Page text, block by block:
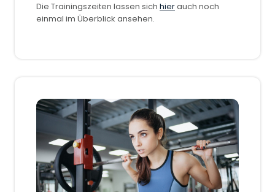
Die Trainingszeiten lassen sich hierauch noch
einmal im Überblick ansehen.